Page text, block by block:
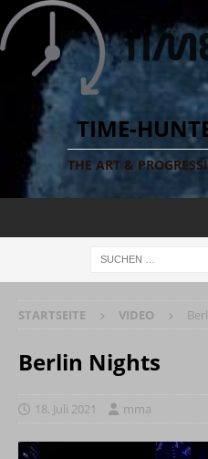
TIME-
THE ART &
STARTSEITE VIDEO
Berlin Nights
18. Juli 2021 mma